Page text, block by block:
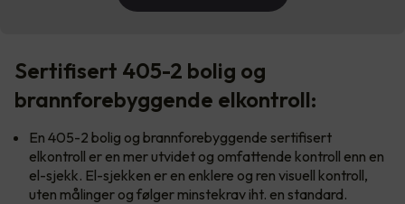
Sertifisert 405-2 bolig og
brannforebyggende elkontroll:
En 405-2 bolig og brannforebyggende sertifisert
elkontroll er en mer utvidet og omfattende kontroll enn en
el-sjekk. El-sjekken er en enklere og ren visuell kontroll,
uten målinger og følger minstekrav iht. en standard.